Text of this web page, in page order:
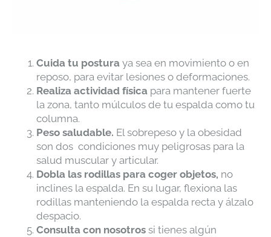
Cuida tu postura ya sea en movimiento o en
reposo, para evitar lesiones o deformaciones.
Realiza actividad física para mantener fuerte
la zona, tanto múlculos de tu espalda como tu
columna.
Peso saludable. El sobrepeso y la obesidad
son dos condiciones muy peligrosas para la
salud muscular y articular.
Dobla las rodillas para coger objetos, no
inclines la espalda. En su lugar, flexiona las
rodillas manteniendo la espalda recta y álzalo
despacio.
Consulta con nosotros si tienes algún